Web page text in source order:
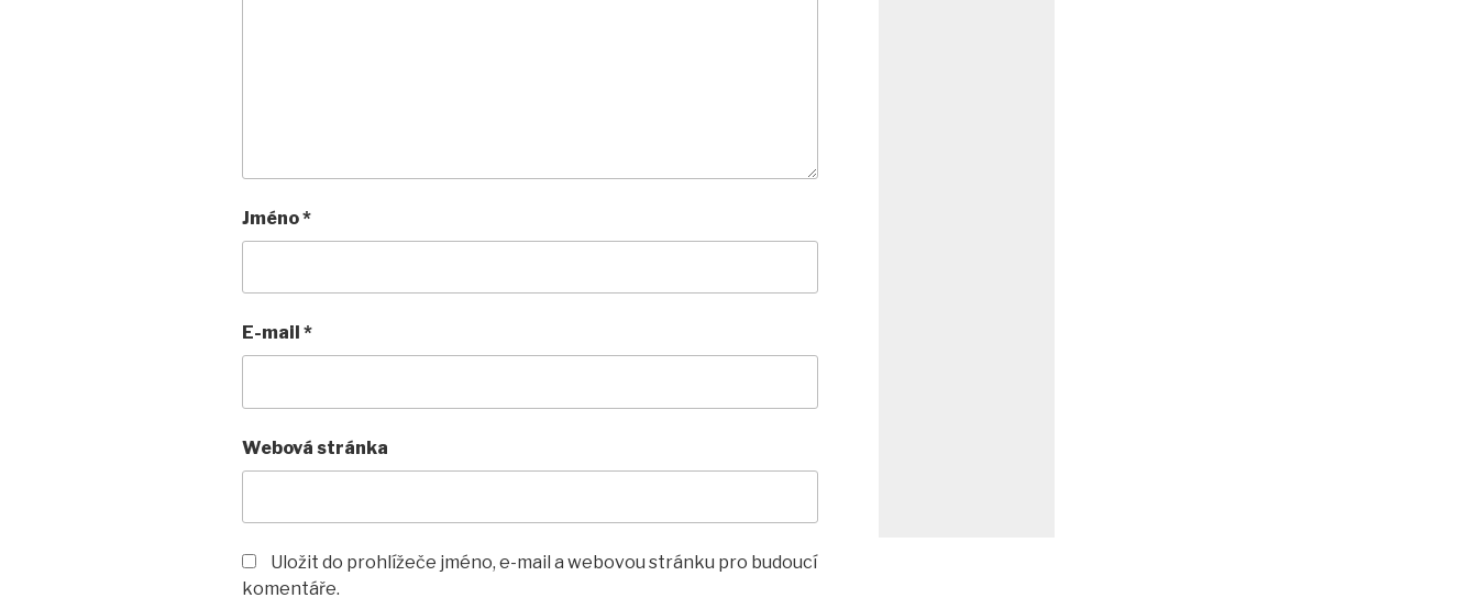
Jméno*
E-mail *
Webová stránka
Uložit do prohlížeče jméno, e-mail a webovou stránku pro budoucí
komentáře.